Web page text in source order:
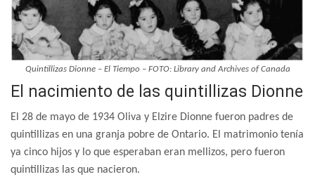
Quintillizas Dionne – El Tiempo – FOTO: Library and Archives of Canada
El nacimiento de las quintillizas Dionne
El 28 de mayo de 1934 Oliva y Elzire Dionne fueron padres de
quintillizas en una granja pobre de Ontario. El matrimonio tenía
ya cinco hijos y lo que esperaban eran mellizos, pero fueron
quintillizas las que nacieron.